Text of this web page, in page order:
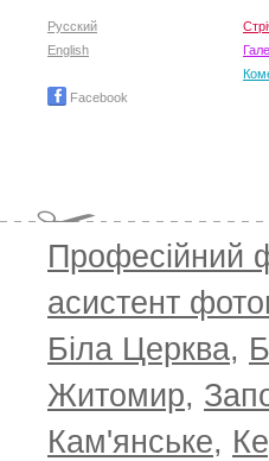
Русский
English
Facebook
Професійний
асистент
Біла Церква,
Житомир,
Кам'янське,